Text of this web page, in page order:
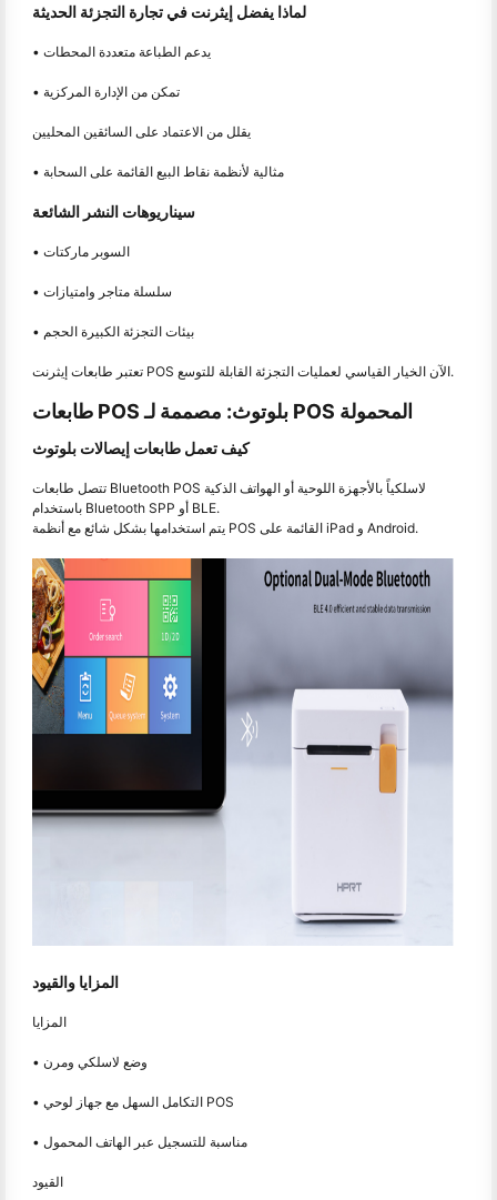
لماذا يفضل إيثرنت في تجارة التجزئة الحديثة
• يدعم الطباعة متعددة المحطات
• تمكن من الإدارة المركزية
يقلل من الاعتماد على السائقين المحليين
• مثالية لأنظمة نقاط البيع القائمة على السحابة
سيناريوهات النشر الشائعة
• السوبر ماركتات
• سلسلة متاجر وامتيازات
• بيئات التجزئة الكبيرة الحجم
تعتبر طابعات إيثرنت POS الآن الخيار القياسي لعمليات التجزئة القابلة للتوسع.
طابعات POS بلوتوث: مصممة لـ POS المحمولة
كيف تعمل طابعات إيصالات بلوتوث
تتصل طابعات Bluetooth POS لاسلكياً بالأجهزة اللوحية أو الهواتف الذكية
باستخدام Bluetooth SPP أو BLE.
يتم استخدامها بشكل شائع مع أنظمة POS القائمة على iPad و Android.
المزايا والقيود
المزايا
• وضع لاسلكي ومرن
• التكامل السهل مع جهاز لوحي POS
• مناسبة للتسجيل عبر الهاتف المحمول
القيود